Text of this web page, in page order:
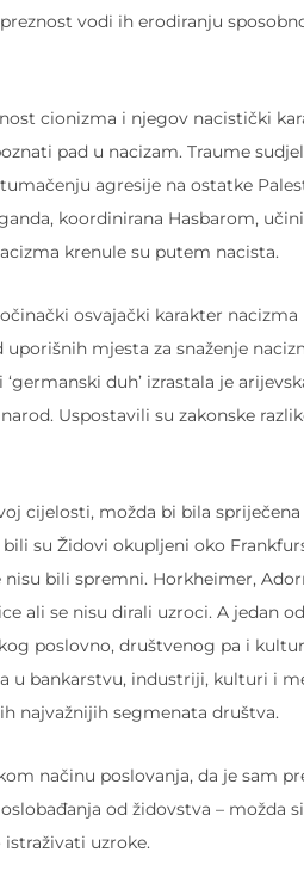
vodi ih erodiranju
cionizma i njegov nacistički
pad u nacizam. Traume
agresije na ostatke
koordinirana Hasbarom,
krenule su putem nacista.
osvajački karakter
mjesta za snaženje
duh’ izrastala je
Uspostavili su zakonske
cijelosti, možda bi bila
su Židovi okupljeni oko
bili spremni. Horkheimer,
ali se nisu dirali uzroci. A jedan
poslovno, društvenog pa i
u bankarstvu, industriji, kulturi i
najvažnijih segmenata društva.
načinu poslovanja, da je sam
od židovstva – možda
uzroke.